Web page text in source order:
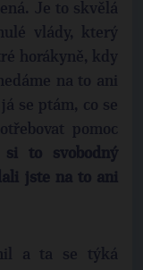
Je to skvělá
vlády, který
horákyně, kdy
na to ani
se ptám, co se
pomoc
si to svobodný
jste na to ani
a ta se týká